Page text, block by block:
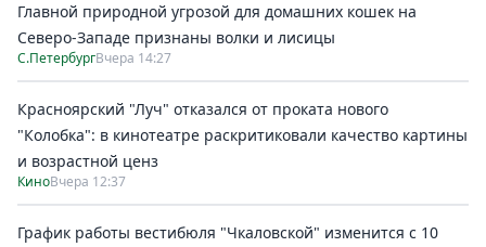
Главной природной угрозой для домашних кошек на
Северо-Западе признаны волки и лисицы
С.ПетербургВчера 14:27
Красноярский "Луч" отказался от проката нового
"Колобка": в кинотеатре раскритиковали качество картины
и возрастной ценз
КиноВчера 12:37
График работы вестибюля "Чкаловской" изменится с 10